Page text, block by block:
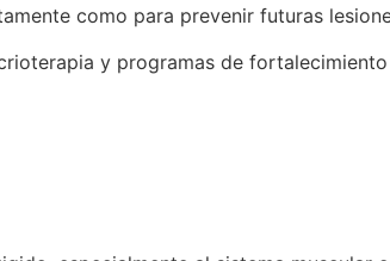
como para prevenir futuras
y programas de